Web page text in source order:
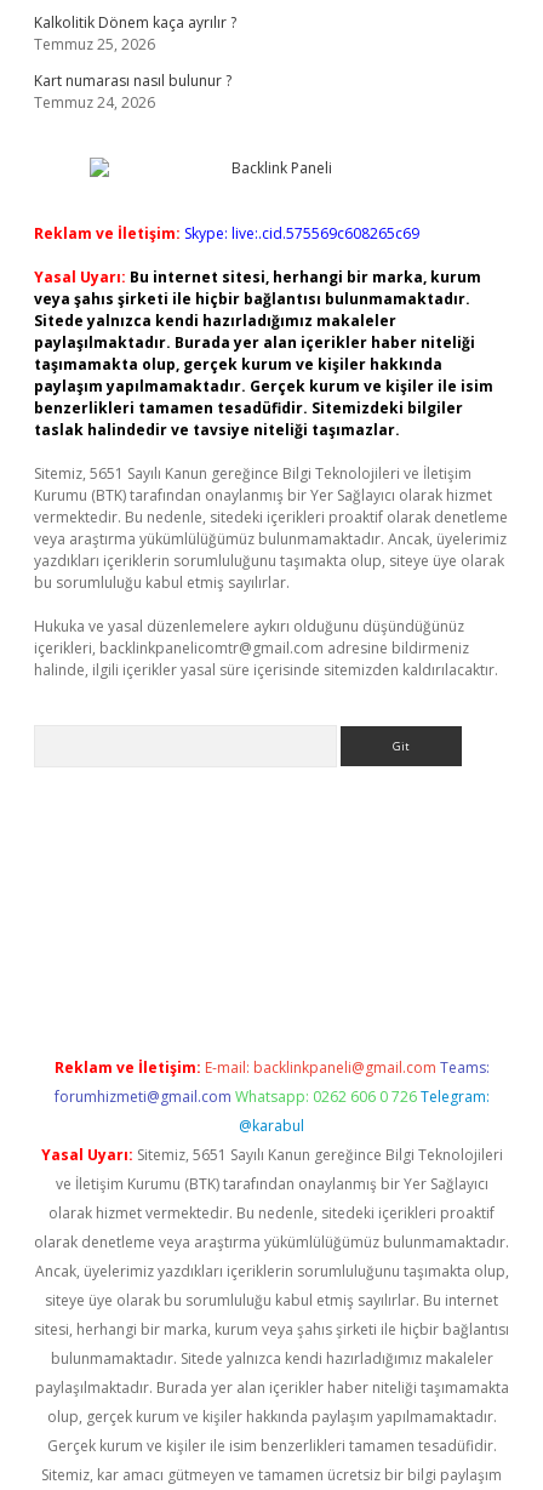
Kalkolitik Dönem kaça ayrılır ?
Temmuz 25, 2026
Kart numarası nasıl bulunur ?
Temmuz 24, 2026
Reklam ve İletişim: Skype: live:.cid.575569c608265c69
Yasal Uyarı: Bu internet sitesi, herhangi bir marka, kurum
veya şahıs şirketi ile hiçbir bağlantısı bulunmamaktadır.
Sitede yalnızca kendi hazırladığımız makaleler
paylaşılmaktadır. Burada yer alan içerikler haber niteliği
taşımamakta olup, gerçek kurum ve kişiler hakkında
paylaşım yapılmamaktadır. Gerçek kurum ve kişiler ile isim
benzerlikleri tamamen tesadüfidir. Sitemizdeki bilgiler
taslak halindedir ve tavsiye niteliği taşımazlar.
Sitemiz, 5651 Sayılı Kanun gereğince Bilgi Teknolojileri ve İletişim
Kurumu (BTK) tarafından onaylanmış bir Yer Sağlayıcı olarak hizmet
vermektedir. Bu nedenle, sitedeki içerikleri proaktif olarak denetleme
veya araştırma yükümlülüğümüz bulunmamaktadır. Ancak, üyelerimiz
yazdıkları içeriklerin sorumluluğunu taşımakta olup, siteye üye olarak
bu sorumluluğu kabul etmiş sayılırlar.
Hukuka ve yasal düzenlemelere aykırı olduğunu düşündüğünüz
içerikleri, backlinkpanelicomtr@gmail.com adresine bildirmeniz
halinde, ilgili içerikler yasal süre içerisinde sitemizden kaldırılacaktır.
Reklam ve İletişim: E-mail: backlinkpaneli@gmail.com Teams:
forumhizmeti@gmail.com Whatsapp: 0262 606 0 726 Telegram:
@karabul
Yasal Uyarı: Sitemiz, 5651 Sayılı Kanun gereğince Bilgi Teknolojileri
ve İletişim Kurumu (BTK) tarafından onaylanmış bir Yer Sağlayıcı
olarak hizmet vermektedir. Bu nedenle, sitedeki içerikleri proaktif
olarak denetleme veya araştırma yükümlülüğümüz bulunmamaktadır.
Ancak, üyelerimiz yazdıkları içeriklerin sorumluluğunu taşımakta olup,
siteye üye olarak bu sorumluluğu kabul etmiş sayılırlar. Bu internet
sitesi, herhangi bir marka, kurum veya şahıs şirketi ile hiçbir bağlantısı
bulunmamaktadır. Sitede yalnızca kendi hazırladığımız makaleler
paylaşılmaktadır. Burada yer alan içerikler haber niteliği taşımamakta
olup, gerçek kurum ve kişiler hakkında paylaşım yapılmamaktadır.
Gerçek kurum ve kişiler ile isim benzerlikleri tamamen tesadüfidir.
Sitemiz, kar amacı gütmeyen ve tamamen ücretsiz bir bilgi paylaşım